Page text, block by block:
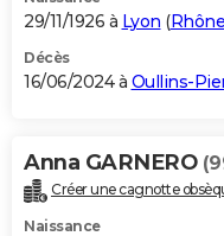
29/11/1926 à Lyon (Rhône
Décès
16/06/2024 à Oullins-
Anna GARNERO
Créer une cagnotte
Naissance